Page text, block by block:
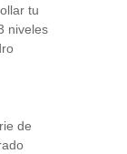
tu
niveles
de